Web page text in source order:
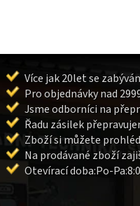
Více jak 20let se
Pro objednávky nad
Jsme odborníci na
Řadu zásilek
Zboží si můžete
Na prodávané zboží
Otevírací doba:Po-